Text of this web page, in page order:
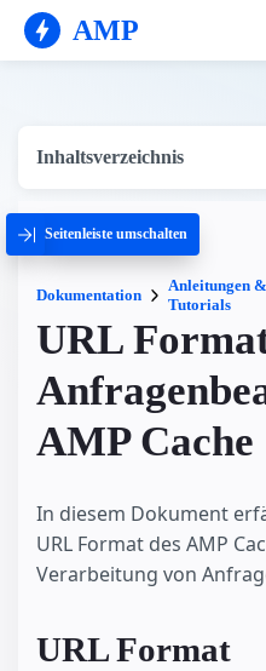
AMP
Inhaltsverzeichnis
Seitenleiste umschalten
Dokumentation
Anleitungen &
Tutorials
URL
AMP Cache
In diesem Dokument
URL Format des AMP
Verarbeitung von
URL Format